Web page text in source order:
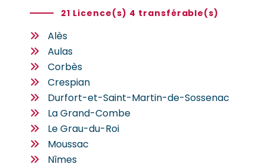
21 Licence(s) 4 transférable(s)
Alès
Aulas
Corbès
Crespian
Durfort-et-Saint-Martin-de-Sossenac
La Grand-Combe
Le Grau-du-Roi
Moussac
Nîmes